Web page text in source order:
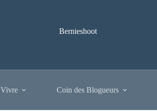
Bernieshoot
Coin des Blogueurs